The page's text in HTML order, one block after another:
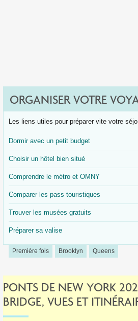
ORGANISER VOTRE
Les liens utiles pour préparer vite votre
Dormir avec un petit budget
Choisir un hôtel bien situé
Comprendre le métro et OMNY
Comparer les pass touristiques
Trouver les musées gratuits
Préparer sa valise
Première fois Brooklyn Queens
PONTS DE NEW YORK
BRIDGE, VUES ET